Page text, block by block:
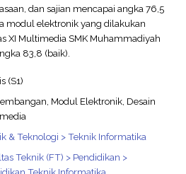
dan sajian mencapai angka 76,5
modul elektronik yang dilakukan
XI Multimedia SMK Muhammadiyah
83,8 (baik).
(S1)
Modul Elektronik, Desain
& Teknologi > Teknik Informatika
Teknik (FT) > Pendidikan >